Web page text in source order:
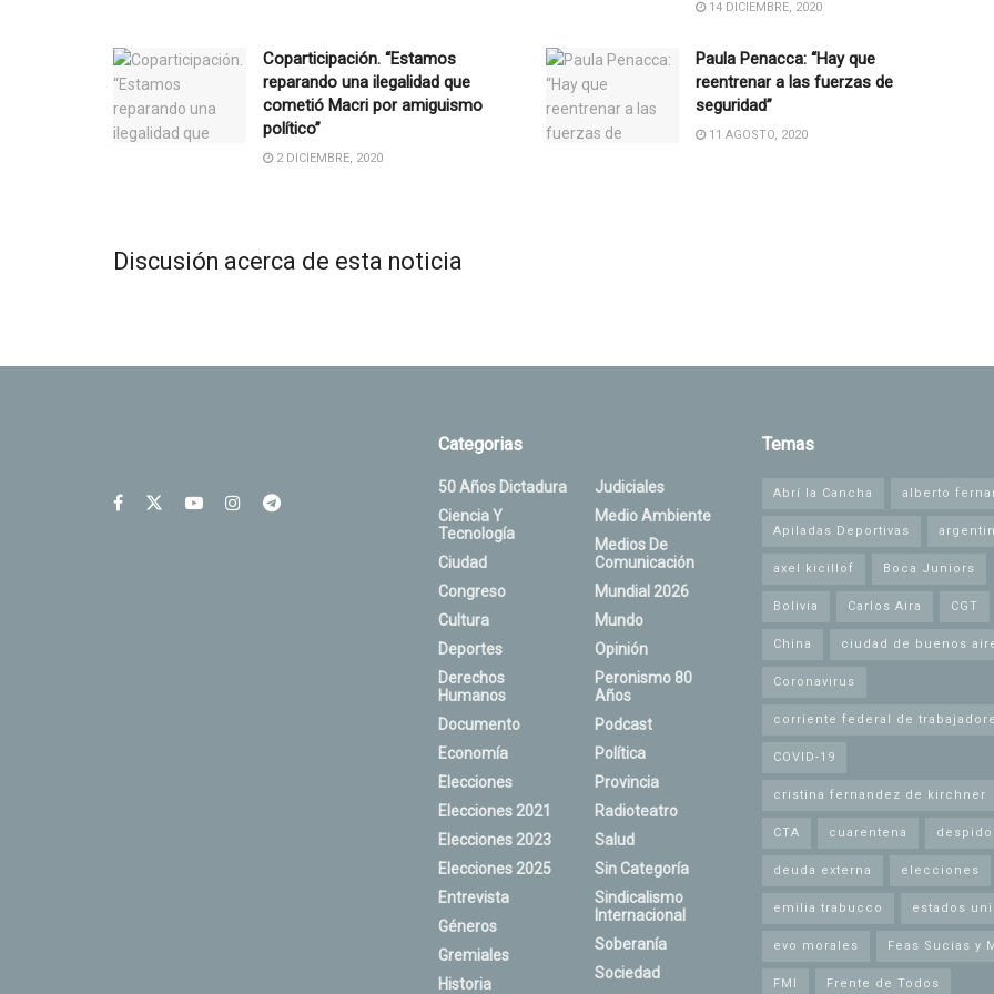
14 DICIEMBRE, 2020
Coparticipación. “Estamos
reparando una ilegalidad que
cometió Macri por amiguismo
político”
2 DICIEMBRE, 2020
Paula Penacca: “Hay que
reentrenar a las fuerzas de
seguridad”
11 AGOSTO, 2020
Discusión acerca de esta noticia
Categorias
50 Años Dictadura
Ciencia Y
Tecnología
Ciudad
Congreso
Cultura
Deportes
Derechos
Humanos
Documento
Economía
Elecciones
Elecciones 2021
Elecciones 2023
Elecciones 2025
Entrevista
Géneros
Gremiales
Historia
Judiciales
Medio Ambiente
Medios De
Comunicación
Mundial 2026
Mundo
Opinión
Peronismo 80
Años
Podcast
Política
Provincia
Radioteatro
Salud
Sin Categoría
Sindicalismo
Internacional
Soberanía
Sociedad
Temas
Abrí la Cancha alberto
Apiladas Deportivas
axel kicillof Boca Juniors
Bolivia Carlos Aira CGT
China ciudad de buenos
Coronavirus
corriente federal de
COVID-19
cristina fernandez de kirchner
CTA cuarentena
deuda externa elecciones
emilia trabucco estados
evo morales Feas Sucias y
FMI Frente de Todos